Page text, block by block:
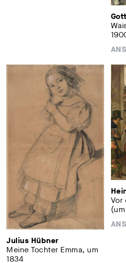
Julius Hübner
Meine Tochter Emma, um
1834
Vor